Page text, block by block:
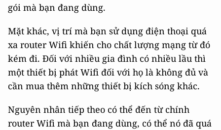
gói mà bạn đang dùng.
Mặt khác, vị trí mà bạn sử dụng điện thoại quá
xa router Wifi khiến cho chất lượng mạng từ đó
kém đi. Đối với nhiều gia đình có nhiều lầu thì
một thiết bị phát Wifi đối với họ là không đủ và
cần mua thêm những thiết bị kích sóng khác.
Nguyên nhân tiếp theo có thể đến từ chính
router Wifi mà bạn đang dùng, có thể nó đã quá